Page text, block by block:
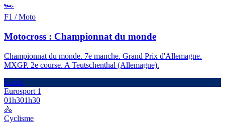
🏎️
F1 / Moto
Motocross : Championnat du monde
Championnat du monde. 7e manche. Grand Prix d'Allemagne.
MXGP. 2e course. A Teutschenthal (Allemagne).
Euro1
Eurosport 1
01h301h30
🚴
Cyclisme